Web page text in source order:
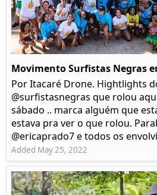
Movimento Surfistas Negras
Por Itacaré Drone. Hightlights
@surfistasnegras que rolou
sábado .. marca alguém que
estava pra ver o que rolou.
@ericaprado7 e todos os
Added May 25, 2022